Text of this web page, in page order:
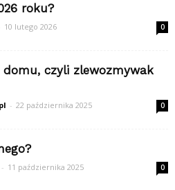
roku?
10 lutego 2026 0
czyli zlewozmywak
- 22 października 2025 0
- 11 października 2025 0